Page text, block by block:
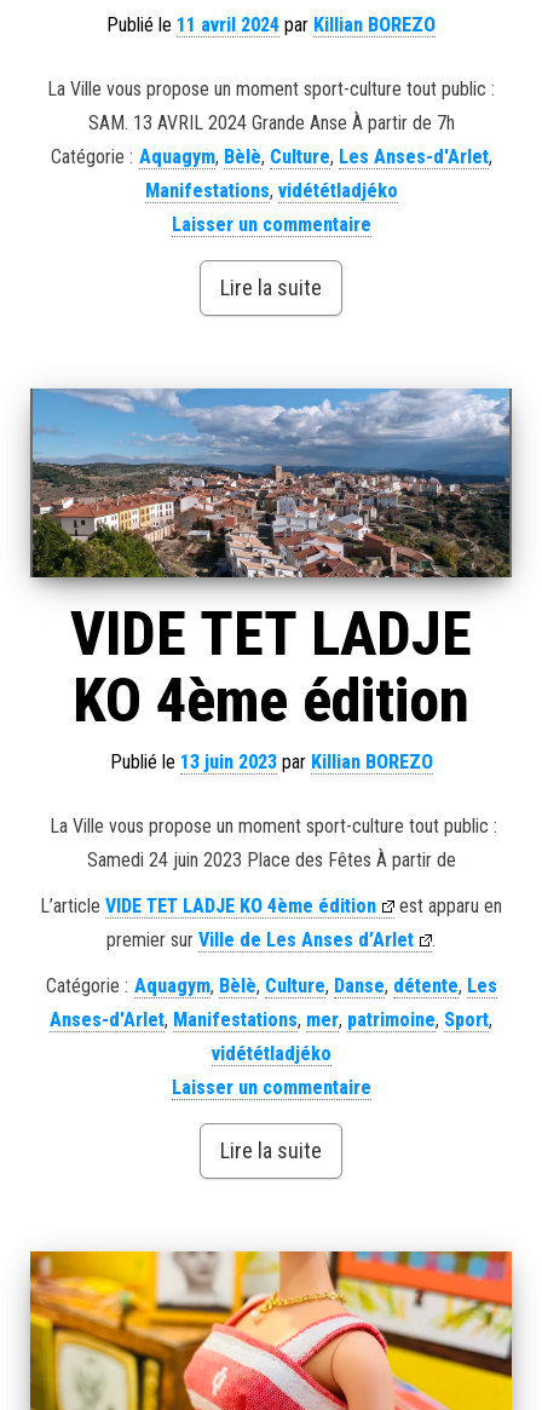
Publié le 11 avril 2024 par Killian BOREZO
La Ville vous propose un moment sport-culture tout public :
SAM. 13 AVRIL 2024 Grande Anse À partir de 7h
Catégorie : Aquagym, Bèlè, Culture, Les Anses-d'Arlet,
Manifestations, vidététladjéko
Laisser un commentaire
Lire la suite
VIDE TET LADJE
KO 4ème édition
Publié le 13 juin 2023par Killian BOREZO
La Ville vous propose un moment sport-culture tout public :
Samedi 24 juin 2023 Place des Fêtes À partir de
L’articleVIDE TET LADJE KO 4ème édition
est apparu en
premier surVille de Les Anses d’Arlet
.
Catégorie : Aquagym, Bèlè, Culture, Danse, détente, Les
Anses-d'Arlet, Manifestations, mer, patrimoine, Sport,
vidététladjéko
Laisser un commentaire
Lire la suite